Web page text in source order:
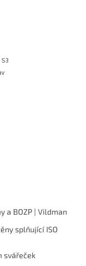
a BOZP | Vildman
splňující ISO
svářeček